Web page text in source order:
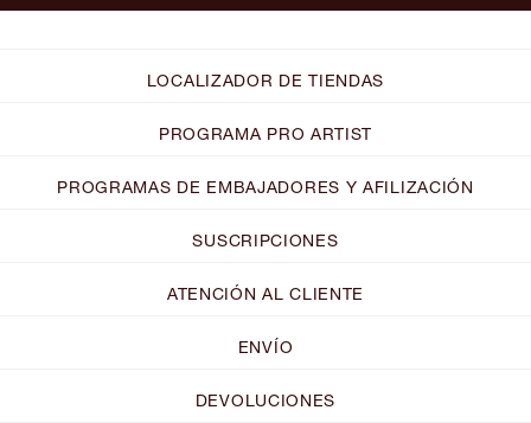
LOCALIZADOR DE TIENDAS
PROGRAMA PRO ARTIST
PROGRAMAS DE EMBAJADORES Y AFILIZACIÓN
SUSCRIPCIONES
ATENCIÓN AL CLIENTE
ENVÍO
DEVOLUCIONES